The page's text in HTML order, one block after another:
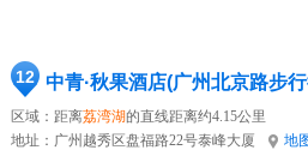
12 中青·秋果酒店(广州北京路步
区域：距离荔湾湖的直线距离约4.15公里
地址： 广州越秀区盘福路22号泰峰大厦 地